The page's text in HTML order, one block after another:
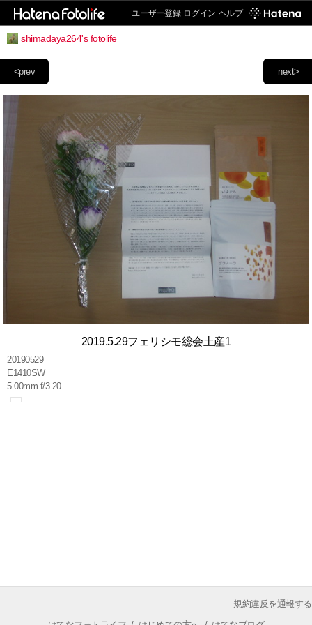
ユーザー登録 ログイン ヘルプ
shimadaya264's fotolife
next>
<prev
2019.5.29フェリシモ総会土産1
20190529
E1410SW
5.00mm f/3.20
規約違反を通報する